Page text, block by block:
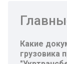
Какие
грузовика